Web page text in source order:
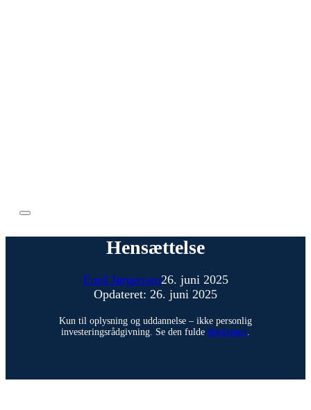
Hensættelse
Emil Jørgensen26. juni 2025
Opdateret: 26. juni 2025
Kun til oplysning og uddannelse – ikke personlig
investeringsrådgivning. Se den fulde disclaimer.